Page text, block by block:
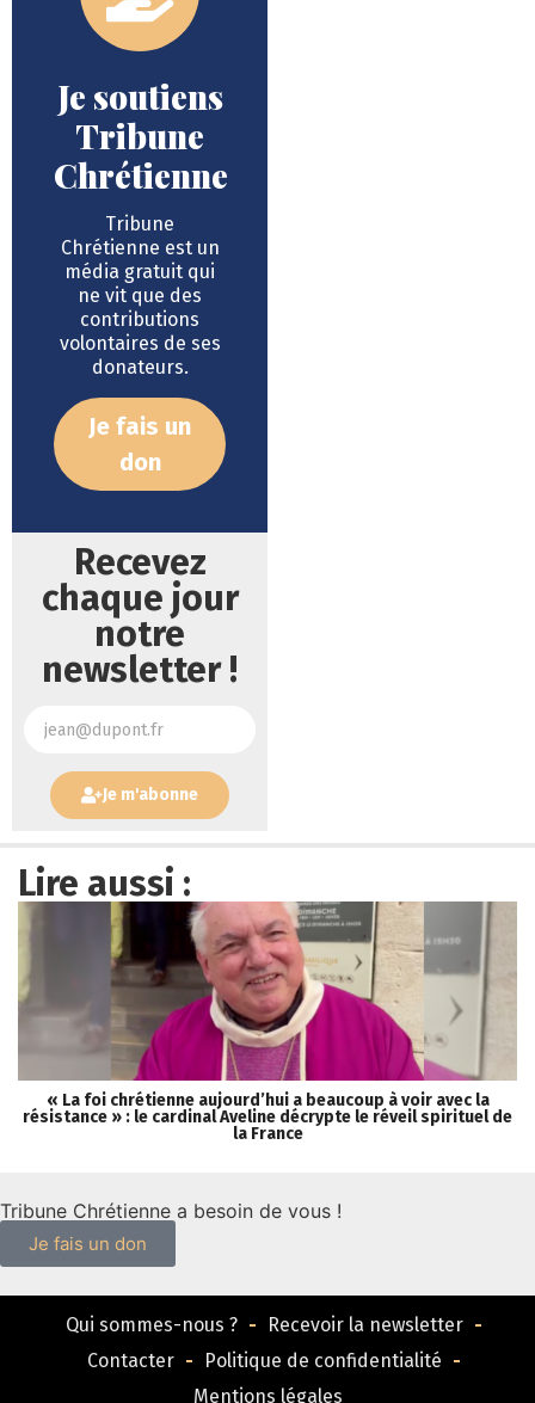
Je soutiens
Tribune
Chrétienne
Tribune
Chrétienne est un
média gratuit qui
ne vit que des
contributions
volontaires de ses
donateurs.
Je fais un
don
Recevez
chaque jour
notre
newsletter !
Je m'abonne
Lire aussi :
« La foi chrétienne aujourd’hui a beaucoup à voir avec la
résistance » : le cardinal Aveline décrypte le réveil spirituel de
la France
Tribune Chrétienne a besoin de vous !
Je fais un don
Qui sommes-nous ?
Recevoir la newsletter
Contacter
Politique de confidentialité
Mentions légales